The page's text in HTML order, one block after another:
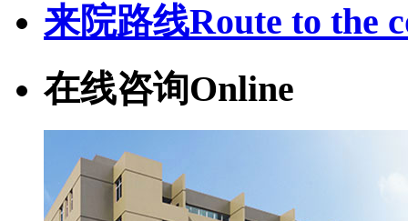
来院路线Route to the
在线咨询Online